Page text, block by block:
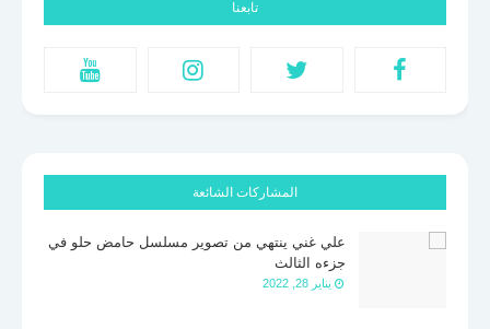
تابعنا
المشاركات الشائعة
علي غني ينتهي من تصوير مسلسل حامض حلو في
جزءه الثالث
يناير 28, 2022